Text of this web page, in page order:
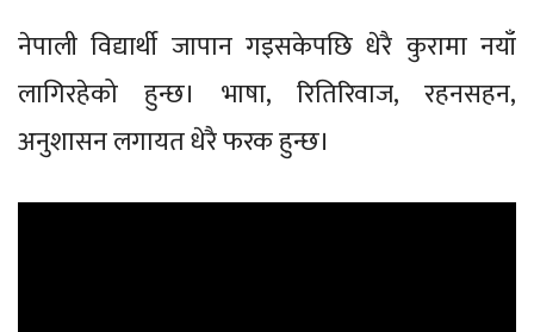
नेपाली विद्यार्थी जापान गइसकेपछि धेरै कुरामा नयाँ
लागिरहेको हुन्छ। भाषा, रितिरिवाज, रहनसहन,
अनुशासन लगायत धेरै फरक हुन्छ।